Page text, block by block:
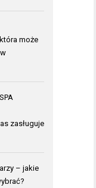
może
zasługuje
– jakie